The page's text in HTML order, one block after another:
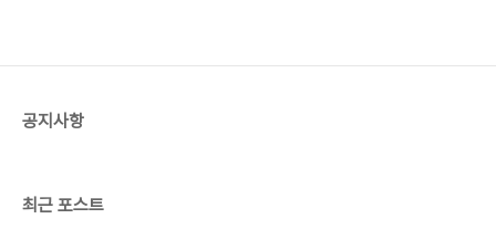
데 분량이 적다. 다음은 돈으로 못 사는 것의 후보를
공지사항
최근 포스트